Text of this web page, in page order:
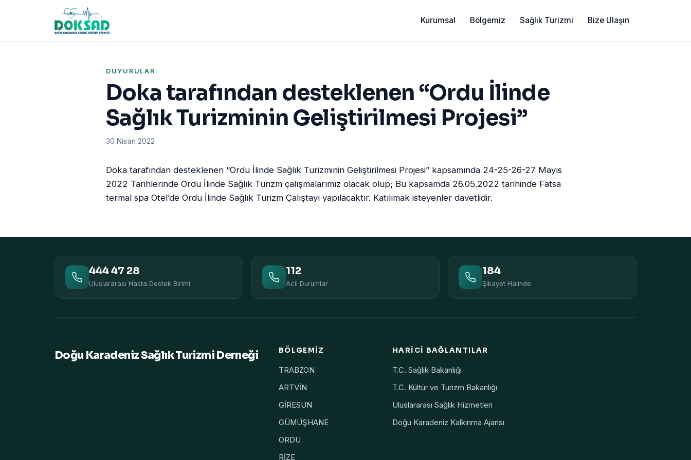
Kurumsal Bölgemiz Sağlık Turizmi Bize Ulaşın
DUYURULAR
Doka tarafından desteklenen “Ordu İlinde
Sağlık Turizminin Geliştirilmesi Projesi”
30 Nisan 2022
Doka tarafından desteklenen “Ordu İlinde Sağlık Turizminin Geliştirilmesi Projesi” kapsamında 24-25-26-27 Mayıs
2022 Tarihlerinde Ordu İlinde Sağlık Turizm çalışmalarımız olacak olup; Bu kapsamda 26.05.2022 tarihinde Fatsa
termal spa Otel’de Ordu İlinde Sağlık Turizm Çalıştayı yapılacaktır. Katılımak isteyenler davetlidir.
444 47 28
Uluslararası Hasta Destek Birimi
112
Acil Durumlar
184
Şikayet Halinde
Doğu Karadeniz Sağlık Turizmi Derneği BÖLGEMIZ
TRABZON
ARTVİN
GİRESUN
GÜMÜŞHANE
ORDU
RİZE
HARICI BAĞLANTILAR
T.C. Sağlık Bakanlığı
T.C. Kültür ve Turizm Bakanlığı
Uluslararası Sağlık Hizmetleri
Doğu Karadeniz Kalkınma Ajansı